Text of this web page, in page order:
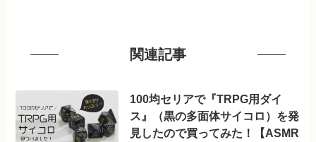
関連記事
100均セリアで『TRPG用ダイ
ス』（黒の多面体サイコロ）を発
見したので買ってみた！【ASMR